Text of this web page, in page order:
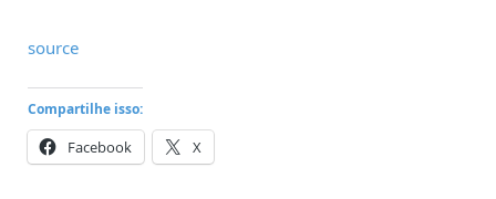
source
Compartilhe isso:
Facebook X